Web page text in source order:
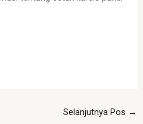
Selanjutnya Pos →